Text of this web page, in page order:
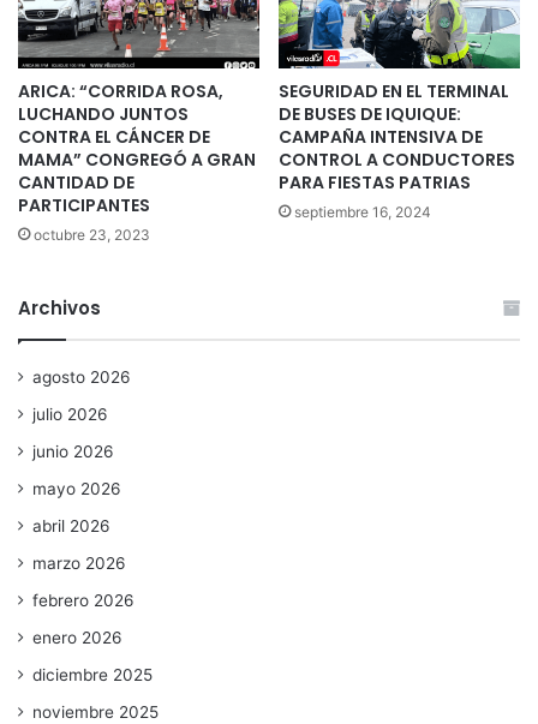
ARICA: “CORRIDA ROSA,
LUCHANDO JUNTOS
CONTRA EL CÁNCER DE
MAMA” CONGREGÓ A GRAN
CANTIDAD DE
PARTICIPANTES
octubre 23, 2023
SEGURIDAD EN EL TERMINAL
DE BUSES DE IQUIQUE:
CAMPAÑA INTENSIVA DE
CONTROL A CONDUCTORES
PARA FIESTAS PATRIAS
septiembre 16, 2024
Archivos
agosto 2026
julio 2026
junio 2026
mayo 2026
abril 2026
marzo 2026
febrero 2026
enero 2026
diciembre 2025
noviembre 2025